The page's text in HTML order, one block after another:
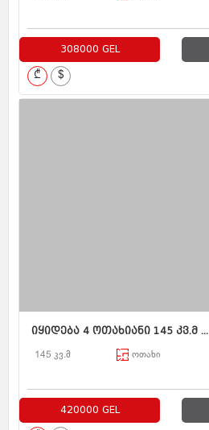
308000 GEL
₾ $
იყიდება 4 ოთახიანი 145 კვ.მ ...
145 კვ.მ ოთახი
420000 GEL